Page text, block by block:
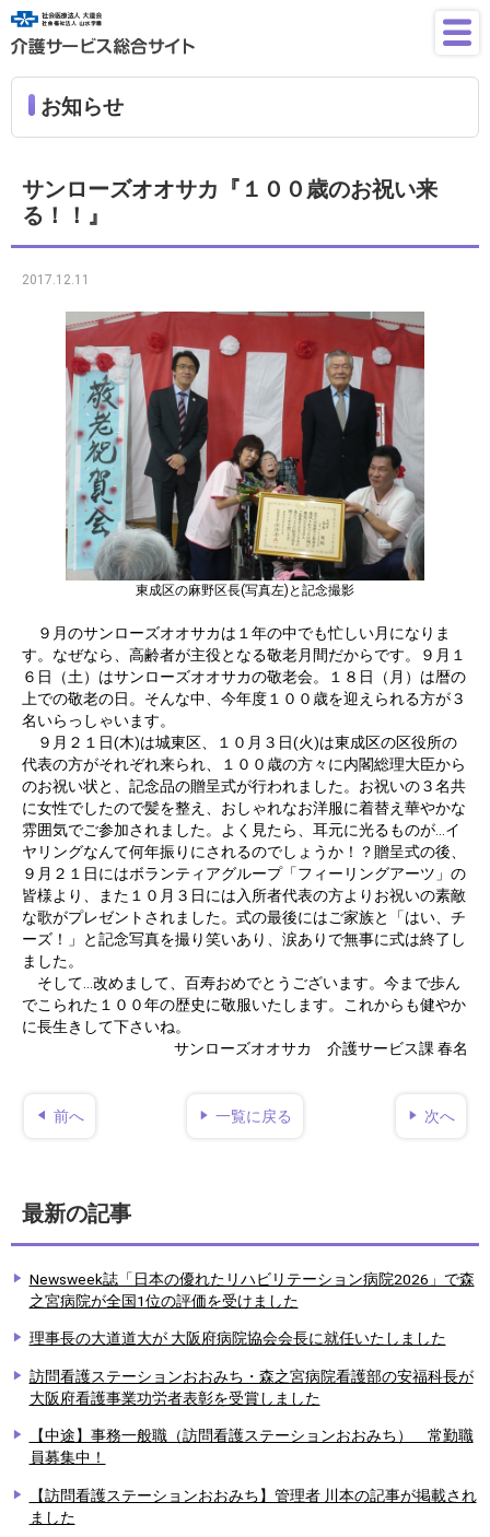
お知らせ
サンローズオオサカ『１００歳のお祝い来
る！！』
2017.12.11
東成区の麻野区長(写真左)と記念撮影
９月のサンローズオオサカは１年の中でも忙しい月になりま
す。なぜなら、高齢者が主役となる敬老月間だからです。９月１
６日（土）はサンローズオオサカの敬老会。１８日（月）は暦の
上での敬老の日。そんな中、今年度１００歳を迎えられる方が３
名いらっしゃいます。
９月２１日(木)は城東区、１０月３日(火)は東成区の区役所の
代表の方がそれぞれ来られ、１００歳の方々に内閣総理大臣から
のお祝い状と、記念品の贈呈式が行われました。お祝いの３名共
に女性でしたので髪を整え、おしゃれなお洋服に着替え華やかな
雰囲気でご参加されました。よく見たら、耳元に光るものが…イ
ヤリングなんて何年振りにされるのでしょうか！？贈呈式の後、
９月２１日にはボランティアグループ「フィーリングアーツ」の
皆様より、また１０月３日には入所者代表の方よりお祝いの素敵
な歌がプレゼントされました。式の最後にはご家族と「はい、チ
ーズ！」と記念写真を撮り笑いあり、涙ありで無事に式は終了し
ました。
そして…改めまして、百寿おめでとうございます。今まで歩ん
でこられた１００年の歴史に敬服いたします。これからも健やか
に長生きして下さいね。
サンローズオオサカ 介護サービス課 春名
前へ 一覧に戻る 次へ
最新の記事
Newsweek誌「日本の優れたリハビリテーション病院2026」で森
之宮病院が全国1位の評価を受けました
理事長の大道道大が 大阪府病院協会会長に就任いたしました
訪問看護ステーションおおみち・森之宮病院看護部の安福科長が
大阪府看護事業功労者表彰を受賞しました
【中途】事務一般職（訪問看護ステーションおおみち） 常勤職
員募集中！
【訪問看護ステーションおおみち】管理者 川本の記事が掲載され
ました